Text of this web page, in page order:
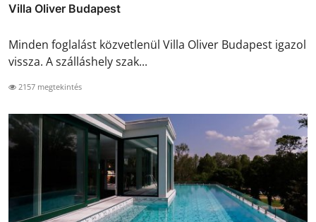
Villa Oliver Budapest
Minden foglalást közvetlenül Villa Oliver Budapest igazol
vissza. A szálláshely szak...
2157 megtekintés